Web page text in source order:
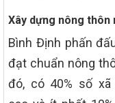
Xây dựng nông thôn
Bình Định phấn
đạt chuẩn nông
đó, có 40% số